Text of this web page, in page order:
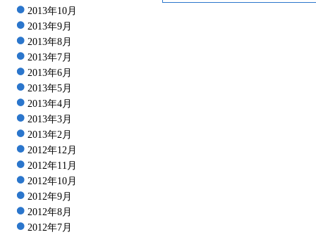
2013年10月
2013年9月
2013年8月
2013年7月
2013年6月
2013年5月
2013年4月
2013年3月
2013年2月
2012年12月
2012年11月
2012年10月
2012年9月
2012年8月
2012年7月